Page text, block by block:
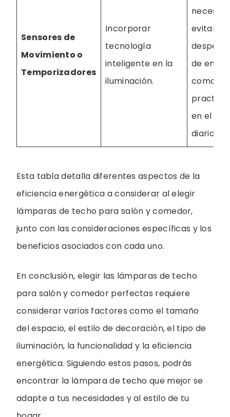
Sensores de
Movimiento o
Temporizadores
Incorporar
tecnología
inteligente en la
iluminación.
evitando
de
en el uso
diario.
Esta tabla detalla diferentes aspectos de la
eficiencia energética a considerar al elegir
lámparas de techo para salón y comedor,
junto con las consideraciones específicas y los
beneficios asociados con cada uno.
En conclusión, elegir las lámparas de techo
para salón y comedor perfectas requiere
considerar varios factores como el tamaño
del espacio, el estilo de decoración, el tipo de
iluminación, la funcionalidad y la eficiencia
energética. Siguiendo estos pasos, podrás
encontrar la lámpara de techo que mejor se
adapte a tus necesidades y al estilo de tu